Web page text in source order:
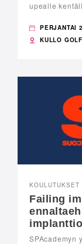
upealle
PERJANTAI
KULLO
KOULUTUKSET
Failing
SPAcademyn